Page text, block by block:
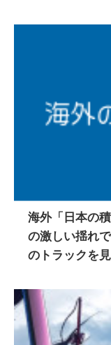
海外「日本の
の激しい揺れ
のトラックを